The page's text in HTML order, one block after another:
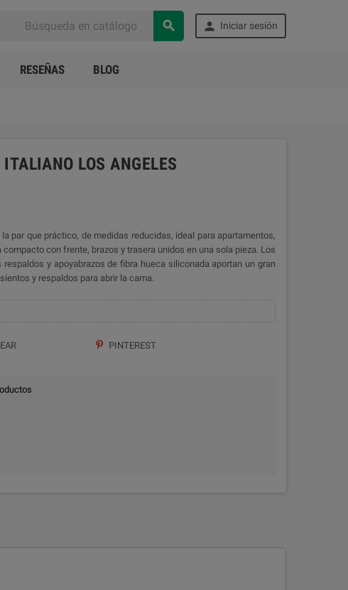
  Iniciar sesión
RESEÑAS BLOG
LOS ANGELES
par que práctico, de medidas reducidas, ideal para apartamentos,
con frente, brazos y trasera unidos en una sola pieza. Los
y apoyabrazos de fibra hueca siliconada aportan un gran
y respaldos para abrir la cama.
PINTEREST